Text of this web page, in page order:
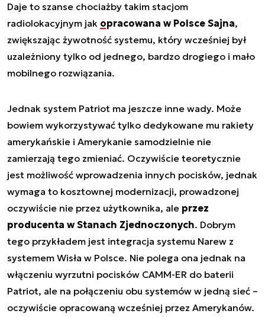
Daje to szanse chociażby takim stacjom
radiolokacyjnym jak opracowana w Polsce Sajna,
zwiększając żywotność systemu, który wcześniej był
uzależniony tylko od jednego, bardzo drogiego i mało
mobilnego rozwiązania.
Jednak system Patriot ma jeszcze inne wady. Może
bowiem wykorzystywać tylko dedykowane mu rakiety
amerykańskie i Amerykanie samodzielnie nie
zamierzają tego zmieniać. Oczywiście teoretycznie
jest możliwość wprowadzenia innych pocisków, jednak
wymaga to kosztownej modernizacji, prowadzonej
oczywiście nie przez użytkownika, ale przez
producenta w Stanach Zjednoczonych. Dobrym
tego przykładem jest integracja systemu Narew z
systemem Wisła w Polsce. Nie polega ona jednak na
włączeniu wyrzutni pocisków CAMM-ER do baterii
Patriot, ale na połączeniu obu systemów w jedną sieć –
oczywiście opracowaną wcześniej przez Amerykanów.